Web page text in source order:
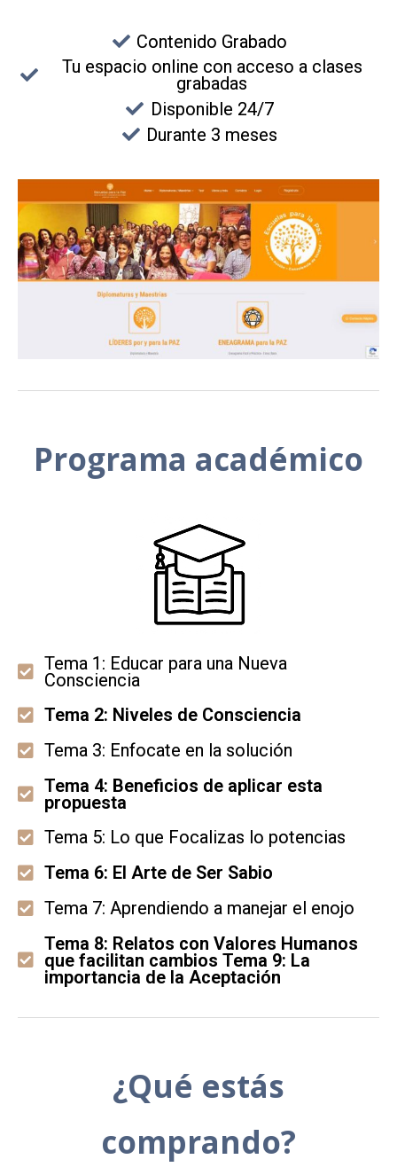
Contenido Grabado
Tu espacio online con acceso a clases
grabadas
Disponible 24/7
Durante 3 meses
Programa académico
Tema 1: Educar para una Nueva
Consciencia
Tema 2: Niveles de Consciencia
Tema 3: Enfocate en la solución
Tema 4: Beneficios de aplicar esta
propuesta
Tema 5: Lo que Focalizas lo potencias
Tema 6: El Arte de Ser Sabio
Tema 7: Aprendiendo a manejar el enojo
Tema 8: Relatos con Valores Humanos
que facilitan cambios Tema 9: La
importancia de la Aceptación
¿Qué estás
comprando?